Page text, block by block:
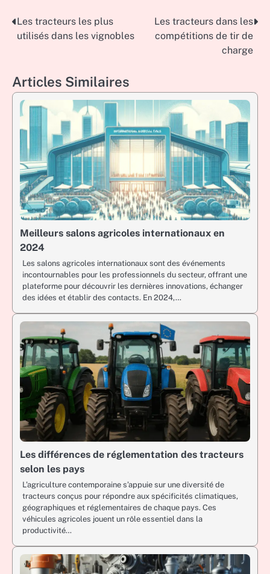
Post
Les tracteurs les plus
utilisés dans les vignobles
Les tracteurs dans les
compétitions de tir de
charge
Articles Similaires
Meilleurs salons agricoles internationaux en
2024
Les salons agricoles internationaux sont des événements
incontournables pour les professionnels du secteur, offrant une
plateforme pour découvrir les dernières innovations, échanger
des idées et établir des contacts. En 2024,…
Les différences de réglementation des tracteurs
selon les pays
L’agriculture contemporaine s’appuie sur une diversité de
tracteurs conçus pour répondre aux spécificités climatiques,
géographiques et réglementaires de chaque pays. Ces
véhicules agricoles jouent un rôle essentiel dans la
productivité…